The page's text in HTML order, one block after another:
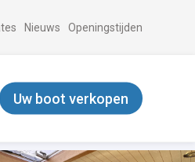
Nieuws Openingstijden
Uw boot verkopen